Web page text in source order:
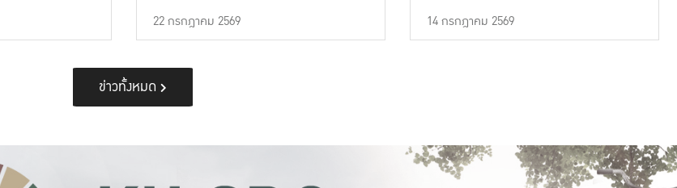
22 กรกฎาคม 2569 14 กรกฎาคม 2569
ข่าวทั้งหมด